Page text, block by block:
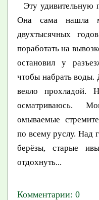
Эту удивительную
Она сама нашла
двухтысячных
поработать на
остановил у
чтобы набрать воды.
веяло прохладой.
осматриваюсь.
омываемые
по всему руслу. Над
берёзы, старые
отдохнуть...
Комментарии: 0